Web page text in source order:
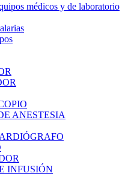
médicos y de laboratorio
ANESTESIA
INFUSIÓN